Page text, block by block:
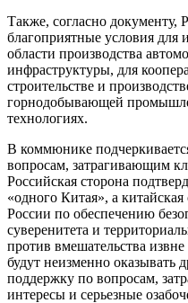
Также, согласно документу,
благоприятные условия для
области производства
инфраструктуры, для
строительстве и
горнодобывающей
технологиях.
В коммюнике
вопросам, затрагивающим
Российская сторона
«одного Китая», а
России по обеспечению
суверенитета и
против вмешательства
будут неизменно оказывать
поддержку по вопросам,
интересы и серьезные